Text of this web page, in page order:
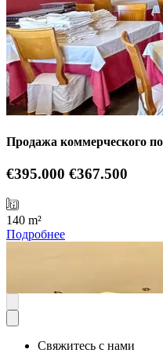
Продажа коммерческого
€395.000 €367.500
140 m²
Подробнее
Свяжитесь с нами